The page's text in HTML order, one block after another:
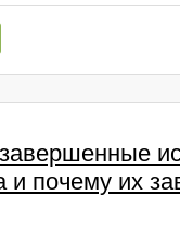
и почему их